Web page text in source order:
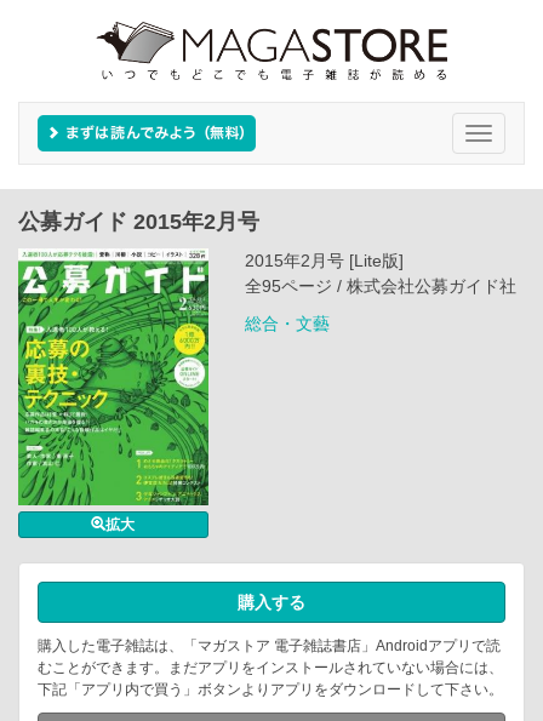
Toggle
公募ガイド 2015年2月号
拡大
2015年2月号 [Lite版]
全95ページ / 株式会社公募ガイド社
総合・文藝
購入する
購入した電子雑誌は、「マガストア 電子雑誌書店」Androidアプリで読
むことができます。まだアプリをインストールされていない場合には、
下記「アプリ内で買う」ボタンよりアプリをダウンロードして下さい。